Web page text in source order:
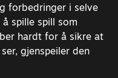
forbedringer i selve
spille spill som
hardt for å sikre at
gjenspeiler den